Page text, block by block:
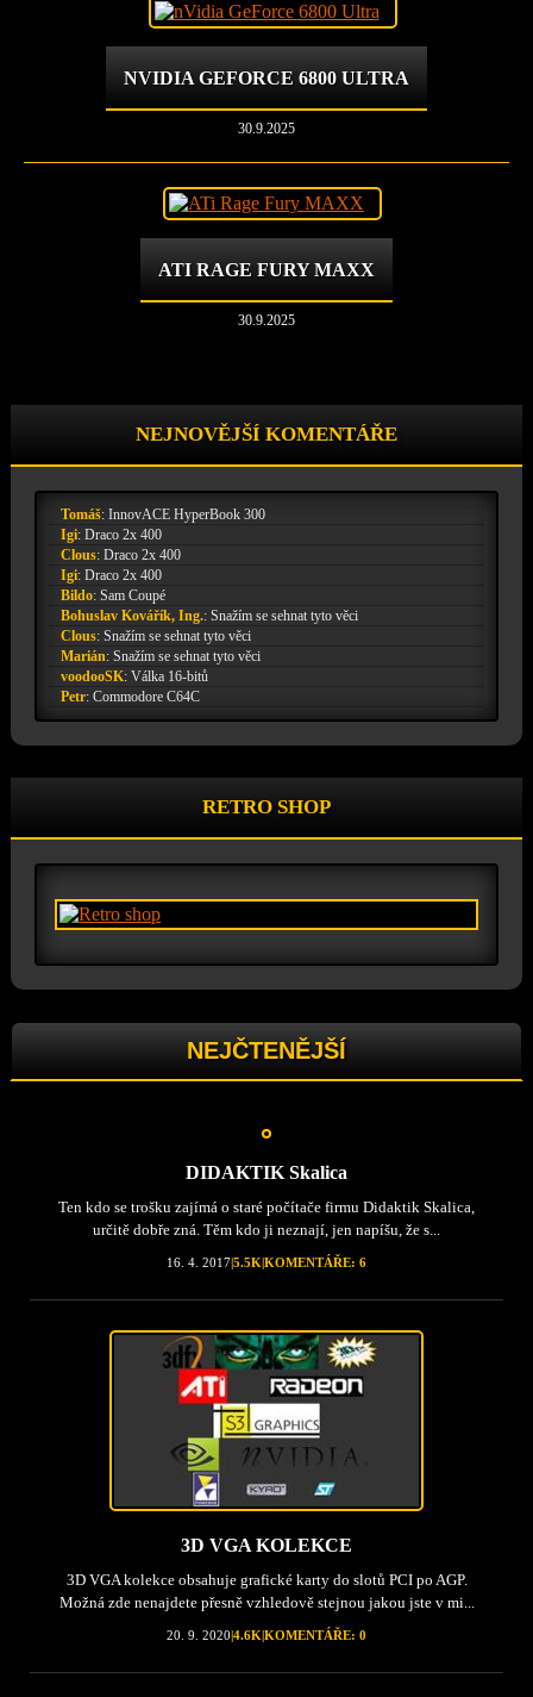
NVIDIA GEFORCE 6800 ULTRA
30.9.2025
ATI RAGE FURY MAXX
30.9.2025
NEJNOVĚJŠÍ KOMENTÁŘE
Tomáš: InnovACE HyperBook 300
Igi: Draco 2x 400
Clous: Draco 2x 400
Igi: Draco 2x 400
Bildo: Sam Coupé
Bohuslav Kovářík, Ing.: Snažím se sehnat tyto věci
Clous: Snažím se sehnat tyto věci
Marián: Snažím se sehnat tyto věci
voodooSK: Válka 16-bitů
Petr: Commodore C64C
RETRO SHOP
NEJČTENĚJŠÍ
DIDAKTIK Skalica
Ten kdo se trošku zajímá o staré počítače firmu Didaktik Skalica,
určitě dobře zná. Těm kdo ji neznají, jen napíšu, že s...
16. 4. 20175.5K KOMENTÁŘE: 6
3D VGA KOLEKCE
3D VGA kolekce obsahuje grafické karty do slotů PCI po AGP.
Možná zde nenajdete přesně vzhledově stejnou jakou jste v mi...
20. 9. 2020 4.6K KOMENTÁŘE: 0